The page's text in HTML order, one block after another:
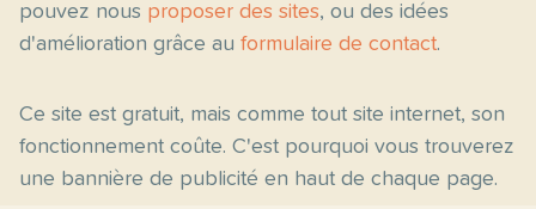
pouvez nous proposer des sites, ou des idées
d'amélioration grâce au formulaire de contact.
Ce site est gratuit, mais comme tout site internet, son
fonctionnement coûte. C'est pourquoi vous trouverez
une bannière de publicité en haut de chaque page.